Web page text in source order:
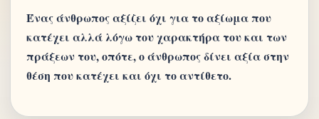
Ένας άνθρωπος αξίζει όχι για το αξίωμα που
κατέχει αλλά λόγω του χαρακτήρα του και των
πράξεων του, οπότε, ο άνθρωπος δίνει αξία στην
θέση που κατέχει και όχι το αντίθετο.